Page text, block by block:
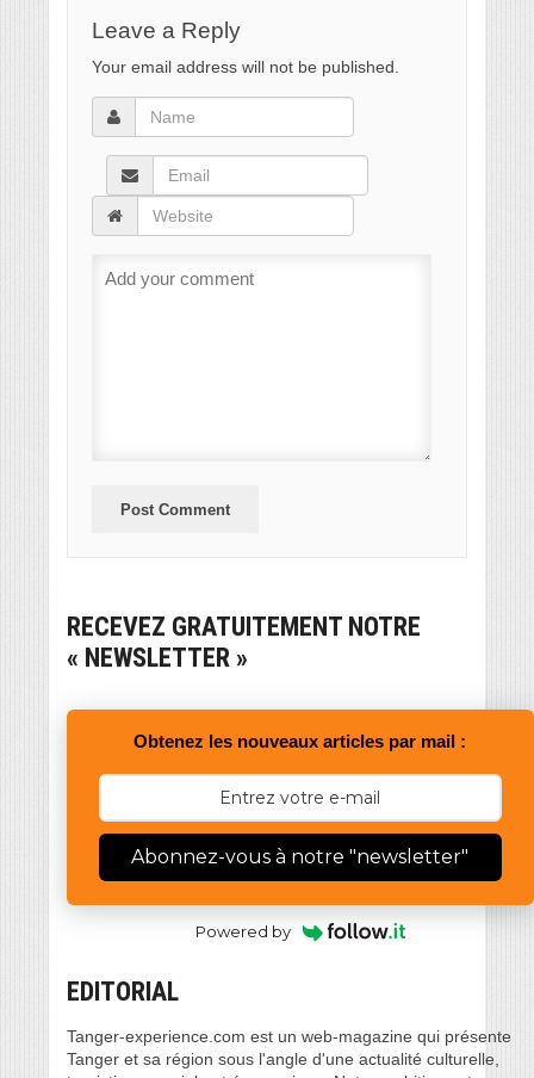
Leave a Reply
Your email address will not be published.
RECEVEZ GRATUITEMENT NOTRE
« NEWSLETTER »
Obtenez les nouveaux articles par mail :
Abonnez-vous à notre "newsletter"
Powered by
EDITORIAL
Tanger-experience.com est un web-magazine qui présente
Tanger et sa région sous l'angle d'une actualité culturelle,